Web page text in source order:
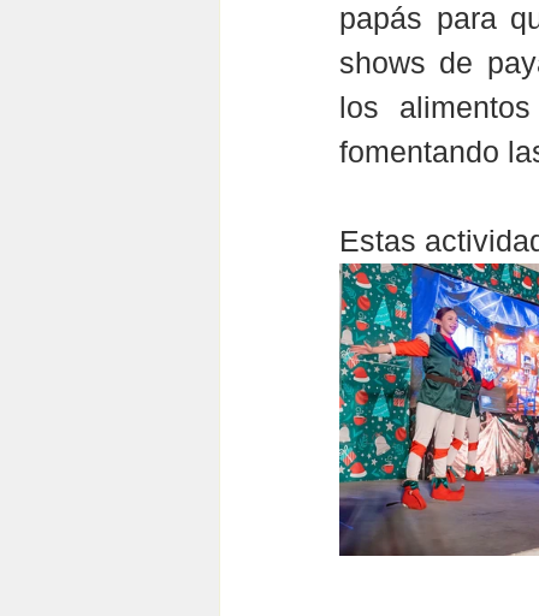
papás para
shows de
los
fomentando
Estas